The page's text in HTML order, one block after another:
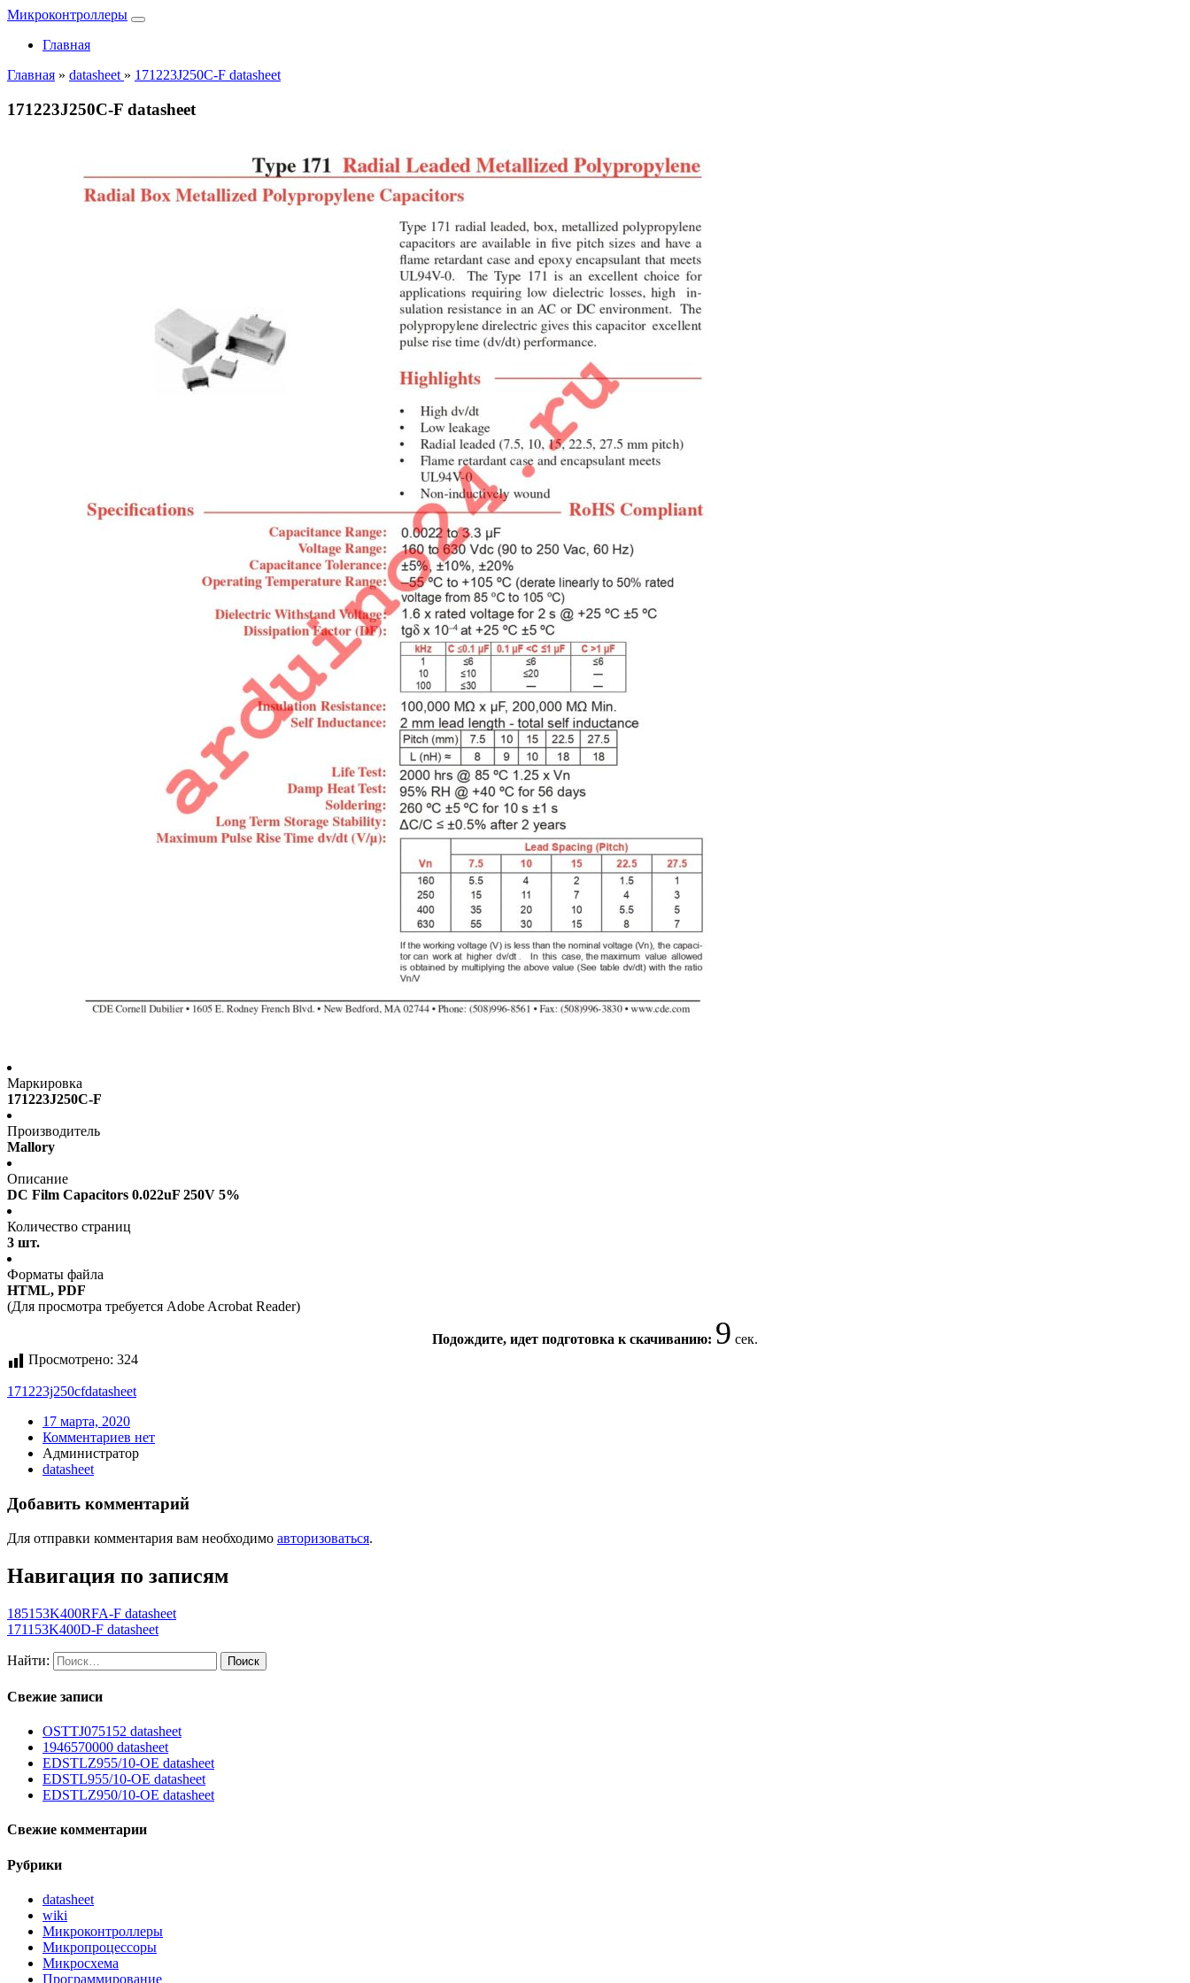
Микроконтроллеры
Главная
Главная » datasheet » 171223J250C-F datasheet
171223J250C-F datasheet
Маркировка
171223J250C-F
Производитель
Mallory
Описание
DC Film Capacitors 0.022uF 250V 5%
Количество страниц
3 шт.
Форматы файла
HTML, PDF
(Для просмотра требуется Adobe Acrobat Reader)
Подождите, идет подготовка к скачиванию: 8 сек.
Просмотрено: 324
171223j250cfdatasheet
17 марта, 2020
Комментариев нет
Администратор
datasheet
Добавить комментарий
Для отправки комментария вам необходимо авторизоваться.
Навигация по записям
185153K400RFA-F datasheet
171153K400D-F datasheet
Найти:
Свежие записи
OSTTJ075152 datasheet
1946570000 datasheet
EDSTLZ955/10-OE datasheet
EDSTL955/10-OE datasheet
EDSTLZ950/10-OE datasheet
Свежие комментарии
Рубрики
datasheet
wiki
Микроконтроллеры
Микропроцессоры
Микросхема
Программирование